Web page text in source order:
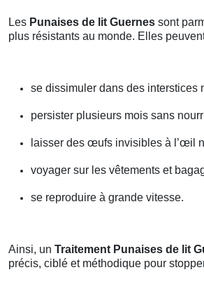
Les Punaises de lit Guernes sont
plus résistants au monde. Elles
se dissimuler dans des interstices
persister plusieurs mois sans
laisser des œufs invisibles à l’œil
voyager sur les vêtements et
se reproduire à grande vitesse.
Ainsi, un Traitement Punaises de lit
précis, ciblé et méthodique pour